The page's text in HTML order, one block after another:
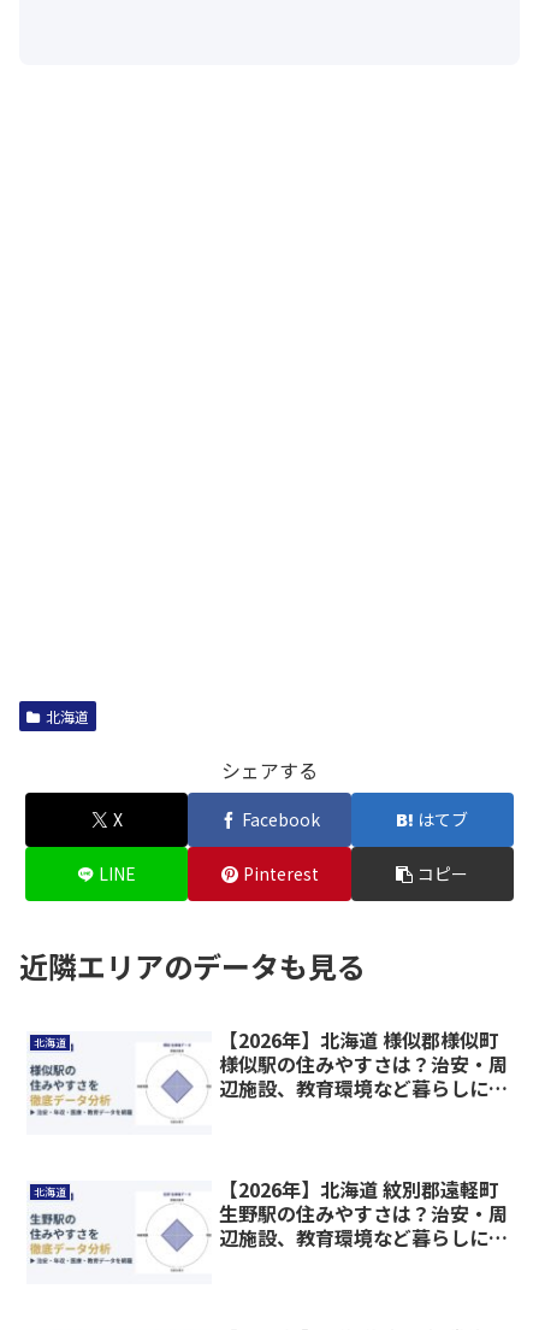
北海道
シェアする
X Facebook はてブ
LINE Pinterest コピー
近隣エリアのデータも見る
北海道
【2026年】北海道 様似郡様似町
様似駅の住みやすさは？治安・周
辺施設、教育環境など暮らしに関
北海道
【2026年】北海道 紋別郡遠軽町
生野駅の住みやすさは？治安・周
辺施設、教育環境など暮らしに関